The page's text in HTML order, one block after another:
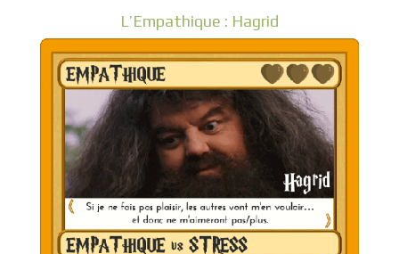
L’Empathique : Hagrid